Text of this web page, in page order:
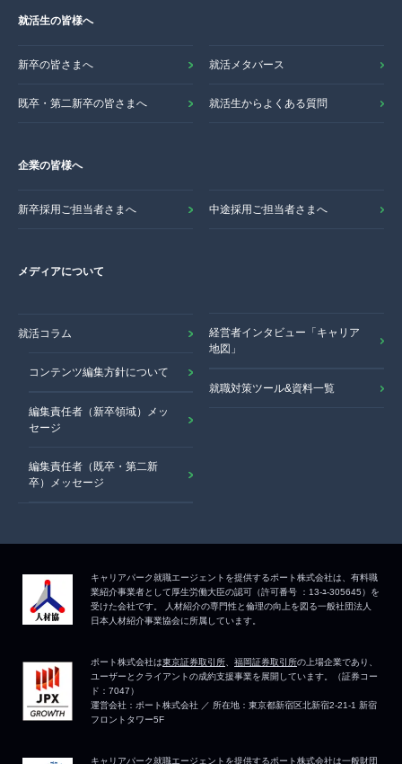
就活生の皆様へ
新卒の皆さまへ 就活メタバース
既卒・第二新卒の皆さまへ 就活生からよくある質問
企業の皆様へ
新卒採用ご担当者さまへ 中途採用ご担当者さまへ
メディアについて
就活コラム
コンテンツ編集方針について
編集責任者（新卒領域）メッ
セージ
編集責任者（既卒・第二新
卒）メッセージ
経営者インタビュー「キャリア
地図」
就職対策ツール&資料一覧